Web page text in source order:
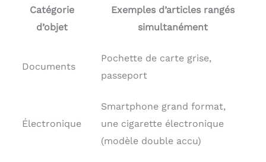
Catégorie
d’objet
Exemples d’articles rangés
simultanément
Documents
Pochette de carte grise,
passeport
Électronique
Smartphone grand format,
une cigarette électronique
(modèle double accu)